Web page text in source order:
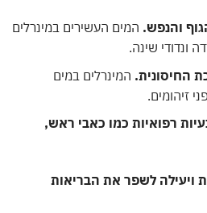
והנפש. המים העשירים במינרלים
ונדודי שינה.
החיסונית. המינרלים במים
זיהומים.
רפואיות כמו כאבי ראש,
ויעילה לשפר את הבריאות